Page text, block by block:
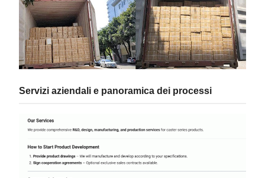
Servizi aziendali e panoramica dei processi